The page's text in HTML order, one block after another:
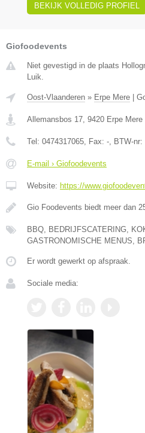
BEKIJK VOLLEDIG PROFIEL
Giofoodevents
Niet gevestigd in de plaats
Luik.
Oost-Vlaanderen » Erpe Mere
Allemansbos 17, 9420 Erpe Mere
Tel: 0474317065, Fax: -, BTW-nr:
E-mail › Giofoodevents
Website: https://
Gio Foodevents biedt meer dan
BBQ, BEDRIJFSCATERING,
GASTRONOMISCHE MENUS,
Er wordt gewerkt op afspraak.
Sociale media: